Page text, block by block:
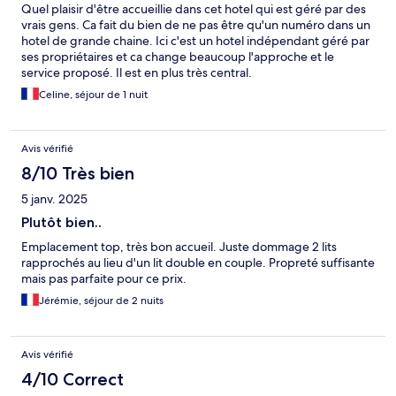
Quel plaisir d'être accueillie dans cet hotel qui est géré par des
vrais gens. Ca fait du bien de ne pas être qu'un numéro dans un
hotel de grande chaine. Ici c'est un hotel indépendant géré par
ses propriétaires et ca change beaucoup l'approche et le
service proposé. Il est en plus très central.
Celine, séjour de 1 nuit
Avis vérifié
8/10 Très bien
5 janv. 2025
Plutôt bien..
Emplacement top, très bon accueil. Juste dommage 2 lits
rapprochés au lieu d'un lit double en couple. Propreté suffisante
mais pas parfaite pour ce prix.
Jérémie, séjour de 2 nuits
Avis vérifié
4/10 Correct